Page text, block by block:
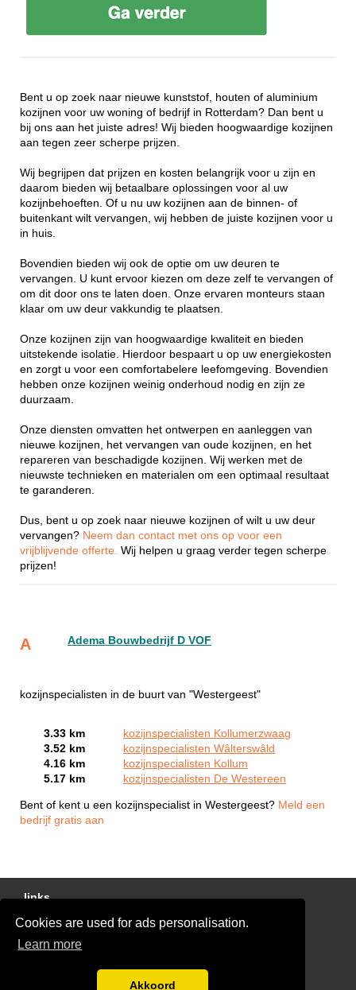
Cookies are used for ads personalisation.
Learn more
Akkoord
Bent u op zoek naar nieuwe kunststof, houten of aluminium
kozijnen voor uw woning of bedrijf in Rotterdam? Dan bent u
bij ons aan het juiste adres! Wij bieden hoogwaardige kozijnen
aan tegen zeer scherpe prijzen.
Wij begrijpen dat prijzen en kosten belangrijk voor u zijn en
daarom bieden wij betaalbare oplossingen voor al uw
kozijnbehoeften. Of u nu uw kozijnen aan de binnen- of
buitenkant wilt vervangen, wij hebben de juiste kozijnen voor u
in huis.
Bovendien bieden wij ook de optie om uw deuren te
vervangen. U kunt ervoor kiezen om deze zelf te vervangen of
om dit door ons te laten doen. Onze ervaren monteurs staan
klaar om uw deur vakkundig te plaatsen.
Onze kozijnen zijn van hoogwaardige kwaliteit en bieden
uitstekende isolatie. Hierdoor bespaart u op uw energiekosten
en zorgt u voor een comfortabelere leefomgeving. Bovendien
hebben onze kozijnen weinig onderhoud nodig en zijn ze
duurzaam.
Onze diensten omvatten het ontwerpen en aanleggen van
nieuwe kozijnen, het vervangen van oude kozijnen, en het
repareren van beschadigde kozijnen. Wij werken met de
nieuwste technieken en materialen om een optimaal resultaat
te garanderen.
Dus, bent u op zoek naar nieuwe kozijnen of wilt u uw deur
vervangen? Neem dan contact met ons op voor een
vrijblijvende offerte. Wij helpen u graag verder tegen scherpe
prijzen!
A Adema Bouwbedrijf D VOF
kozijnspecialisten in de buurt van "Westergeest"
3.33 km
kozijnspecialisten Kollumerzwaag
3.52 km
kozijnspecialisten Wâlterswâld
4.16 km
kozijnspecialisten Kollum
5.17 km
kozijnspecialisten De Westereen
Bent of kent u een kozijnspecialist in Westergeest? Meld een
bedrijf gratis aan
links
Gratis Offertes Vergelijken
Disclaimer